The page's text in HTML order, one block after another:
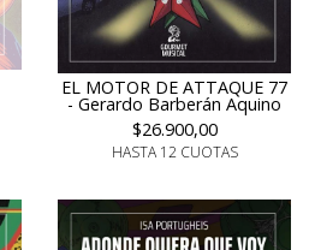
EL MOTOR DE ATTAQUE 77
- Gerardo Barberán Aquino
$26.900,00
HASTA 12 CUOTAS